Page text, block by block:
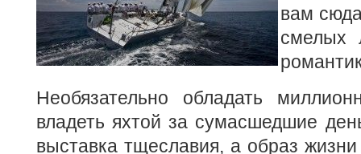
вам
смелых
Необязательно обладать
владеть яхтой за сумасшедшие
выставка тщеславия, а образ